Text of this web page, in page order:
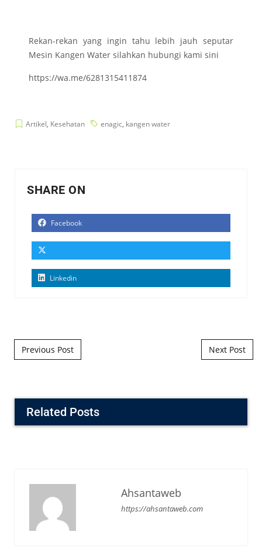
Rekan-rekan yang ingin tahu lebih jauh seputar
Mesin Kangen Water silahkan hubungi kami sini
https://wa.me/6281315411874
Artikel, Kesehatan enagic, kangen water
SHARE ON
Facebook
Linkedin
Post navigation
Previous Post Next Post
Related Posts
Ahsantaweb
https://ahsantaweb.com